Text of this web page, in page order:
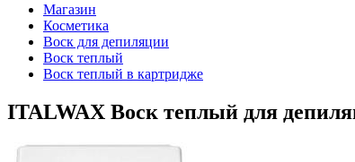
Магазин
Косметика
Воск для депиляции
Воск теплый
Воск теплый в картридже
ITALWAX Воск теплый для